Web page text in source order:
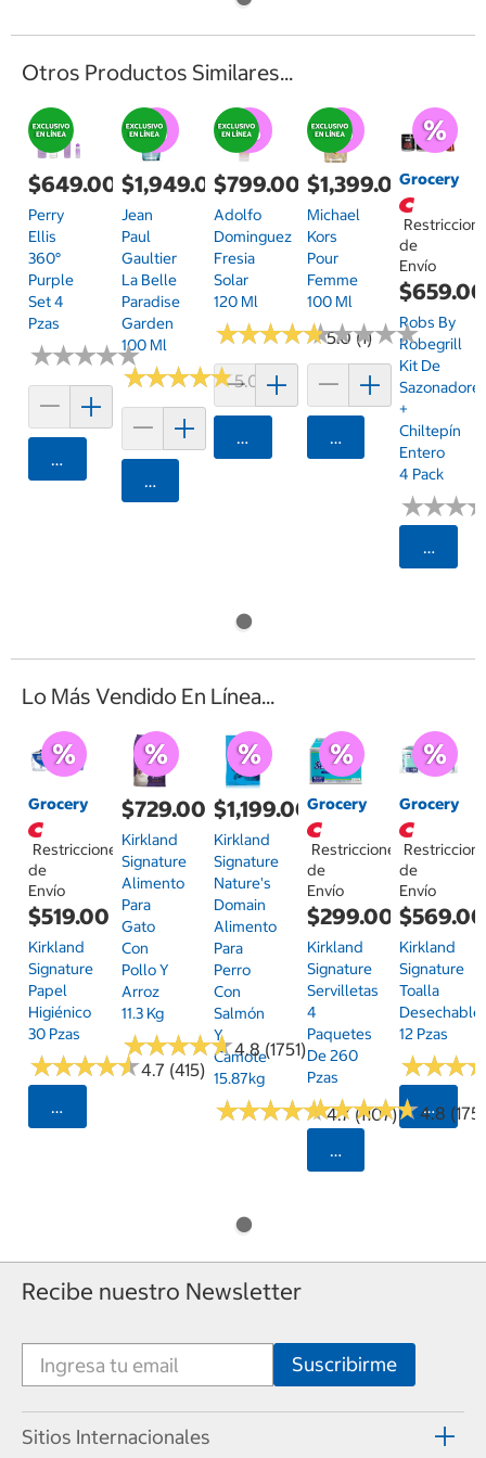
Otros Productos Similares...
$649.00
Perry
Ellis
360°
Purple
Set 4
Pzas
★★★★★
★★★★★
Agregar
$1,949.00
Jean
Paul
Gaultier
La Belle
Paradise
Garden
100 Ml
★★★★★
★★★★★5.0 (1)
Agregar
$799.00
Adolfo
Dominguez
Fresia
Solar
120 Ml
★★★★★
★★★★★5.0 (1)
Agregar
$1,399.00
Michael
Kors
Pour
Femme
100 Ml
★★★★★
★★★★★
Agregar
Grocery
de
Envío
$659.00
Robs By
Robegrill
Kit De
+
Chiltepín
Entero
4 Pack
★★★
★★★
Lo Más Vendido En Línea...
Grocery
Restricciones
de
Envío
$519.00
Kirkland
Signature
Papel
Higiénico
30 Pzas
★★★★★
★★★★★4.7 (415)
Seleccionar Código Postal
$729.00
Kirkland
Signature
Alimento
Para
Gato
Con
Pollo Y
Arroz
11.3 Kg
★★★★★
★★★★★4.8 (1751)
$1,199.00
Kirkland
Signature
Nature's
Domain
Alimento
Para
Perro
Con
Salmón
Y
Camote
15.87kg
★★★★★
★★★★★4.7 (1107)
Grocery
Restricciones
de
Envío
$299.00
Kirkland
Signature
Servilletas
4
Paquetes
De 260
Pzas
★★★★★
★★★★★4.8 (175)
Seleccionar
Grocery
de
Envío
$569.00
Kirkland
Signature
Toalla
Desechable
12 Pzas
★★★
★★★
Recibe nuestro Newsletter
Sitios Internacionales